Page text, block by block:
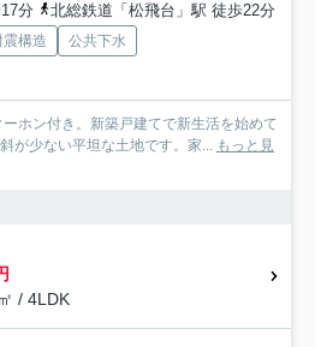
分
北総鉄道「松飛台」駅 徒歩22分
震構造
公共下水
ホン付き。新築戸建てで新生活を始めて
が少ない平坦な土地です。家... もっと見
/ 4LDK